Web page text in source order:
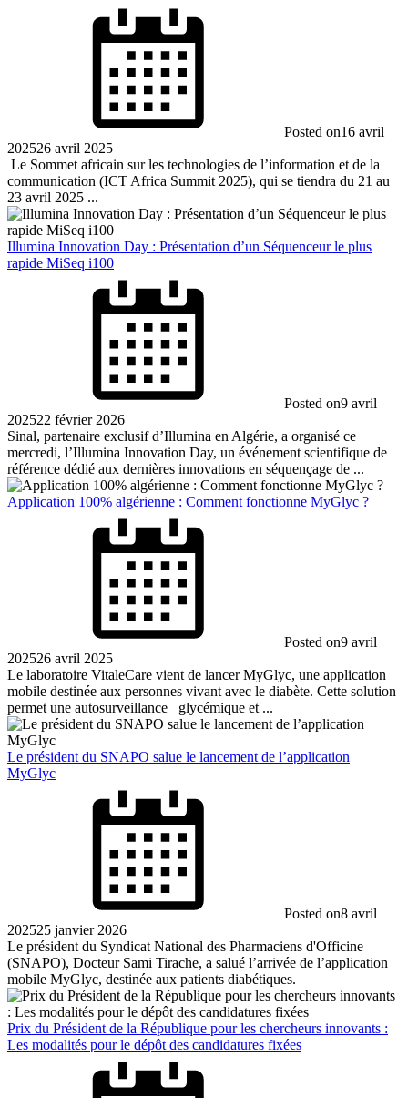
Posted on16 avril
202526 avril 2025
Le Sommet africain sur les technologies de l’information et de la
communication (ICT Africa Summit 2025), qui se tiendra du 21 au
23 avril 2025 ...
Illumina Innovation Day : Présentation d’un Séquenceur le plus
rapide MiSeq i100
Posted on9 avril
202522 février 2026
Sinal, partenaire exclusif d’Illumina en Algérie, a organisé ce
mercredi, l’Illumina Innovation Day, un événement scientifique de
référence dédié aux dernières innovations en séquençage de ...
Application 100% algérienne : Comment fonctionne MyGlyc ?
Posted on9 avril
202526 avril 2025
Le laboratoire VitaleCare vient de lancer MyGlyc, une application
mobile destinée aux personnes vivant avec le diabète. Cette solution
permet une autosurveillance glycémique et ...
Le président du SNAPO salue le lancement de l’application
MyGlyc
Posted on8 avril
202525 janvier 2026
Le président du Syndicat National des Pharmaciens d'Officine
(SNAPO), Docteur Sami Tirache, a salué l’arrivée de l’application
mobile MyGlyc, destinée aux patients diabétiques.
Prix du Président de la République pour les chercheurs innovants :
Les modalités pour le dépôt des candidatures fixées